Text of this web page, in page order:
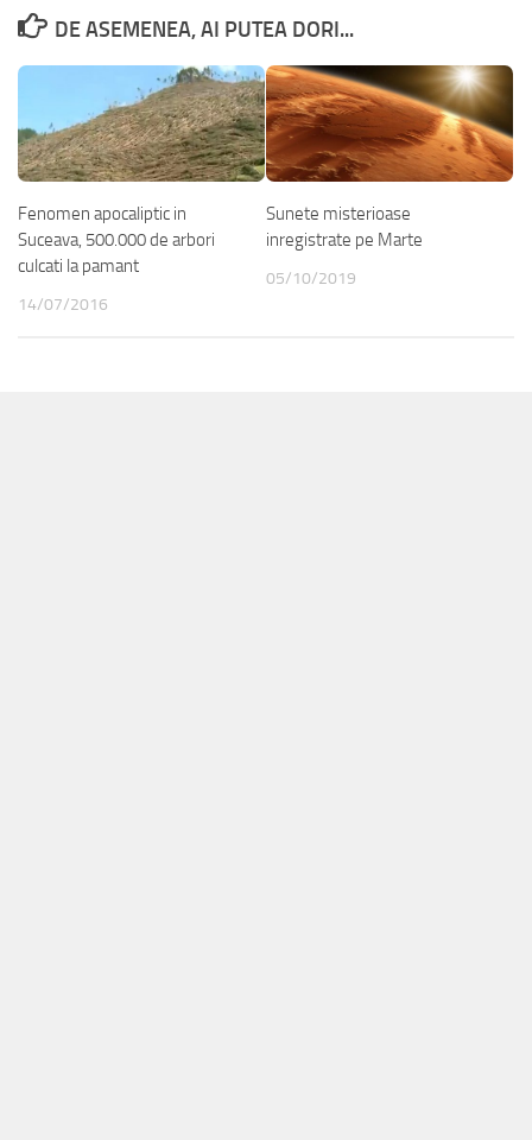
DE ASEMENEA, AI PUTEA DORI...
Fenomen apocaliptic in
Suceava, 500.000 de arbori
culcati la pamant
14/07/2016
Sunete misterioase
inregistrate pe Marte
05/10/2019